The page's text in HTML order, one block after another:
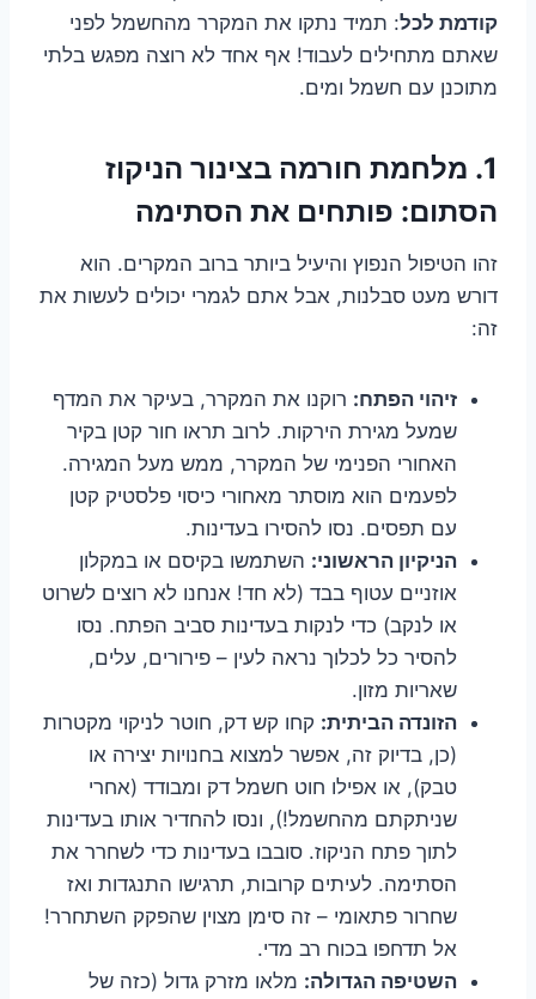
קודמת לכל: תמיד נתקו את המקרר מהחשמל לפני
שאתם מתחילים לעבוד! אף אחד לא רוצה מפגש בלתי
מתוכנן עם חשמל ומים.
1. מלחמת חורמה בצינור הניקוז
הסתום: פותחים את הסתימה
זהו הטיפול הנפוץ והיעיל ביותר ברוב המקרים. הוא
דורש מעט סבלנות, אבל אתם לגמרי יכולים לעשות את
זה:
זיהוי הפתח: רוקנו את המקרר, בעיקר את המדף
שמעל מגירת הירקות. לרוב תראו חור קטן בקיר
האחורי הפנימי של המקרר, ממש מעל המגירה.
לפעמים הוא מוסתר מאחורי כיסוי פלסטיק קטן
עם תפסים. נסו להסירו בעדינות.
הניקיון הראשוני: השתמשו בקיסם או במקלון
אוזניים עטוף בבד (לא חד! אנחנו לא רוצים לשרוט
או לנקב) כדי לנקות בעדינות סביב הפתח. נסו
להסיר כל לכלוך נראה לעין – פירורים, עלים,
שאריות מזון.
הזונדה הביתית: קחו קש דק, חוטר לניקוי מקטרות
(כן, בדיוק זה, אפשר למצוא בחנויות יצירה או
טבק), או אפילו חוט חשמל דק ומבודד (אחרי
שניתקתם מהחשמל!), ונסו להחדיר אותו בעדינות
לתוך פתח הניקוז. סובבו בעדינות כדי לשחרר את
הסתימה. לעיתים קרובות, תרגישו התנגדות ואז
שחרור פתאומי – זה סימן מצוין שהפקק השתחרר!
אל תדחפו בכוח רב מדי.
השטיפה הגדולה: מלאו מזרק גדול (כזה של